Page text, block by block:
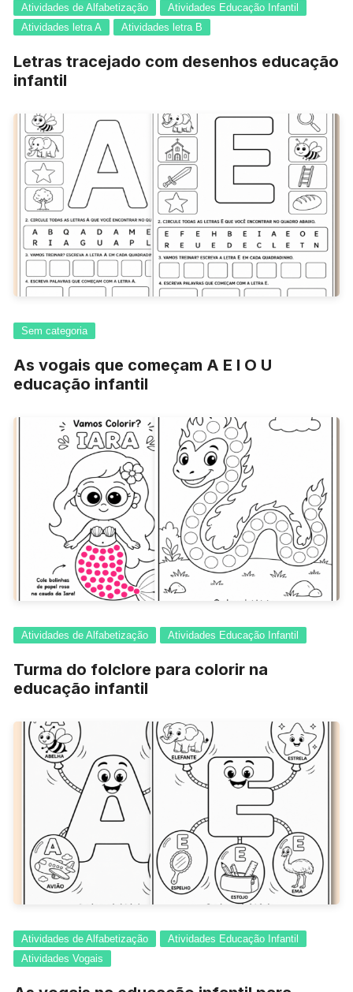
Atividades de Alfabetização
Atividades Educação Infantil
Atividades letra A
Atividades letra B
Letras tracejado com desenhos educação
infantil
Sem categoria
As vogais que começam A E I O U
educação infantil
Atividades de Alfabetização Atividades Educação Infantil
Turma do folclore para colorir na
educação infantil
Atividades de Alfabetização
Atividades Educação Infantil
Atividades Vogais